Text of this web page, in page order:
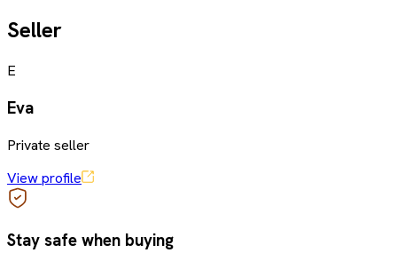
Seller
E
Eva
Private seller
View profile
Stay safe when buying